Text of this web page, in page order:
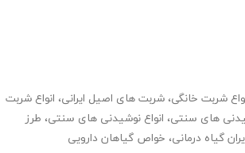
شربت خانگی، شربت های اصیل ایرانی، انواع شربت
های سنتی، انواع نوشیدنی های سنتی، طرز
گیاه درمانی، خواص گیاهان دارویی